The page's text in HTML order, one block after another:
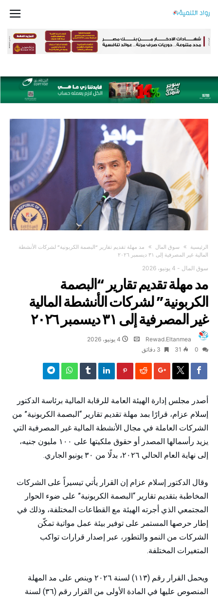
‫الرئيسية‬ سوق المال
مد مهلة تقديم تقارير “البصمة الكربونية” لشركات الأنشطة
المالية غير المصرفية إلى ٣١ ديسمبر ٢٠٢٦
سوق المال - 4 يونيو، 2026
مد مهلة تقديم تقارير “البصمة
الكربونية” لشركات الأنشطة المالية
غير المصرفية إلى ٣١ ديسمبر ٢٠٢٦
Rewad.Eltanmea
4 يونيو، 2026
31 3 ‫دقائق‬
أصدر مجلس إدارة الهيئة العامة للرقابة المالية برئاسة الدكتور
إسلام عزام، قرارًا بمد مهلة تقديم تقارير “البصمة الكربونية” من
الشركات العاملة في مجال الأنشطة المالية غير المصرفية التي
يزيد رأسمالها المصدر أو حقوق ملكيتها على ١٠٠ مليون جنيه،
إلى نهاية العام الحالي ٢٠٢٦، بدلًا من ٣٠ يونيو الجاري.
وقال الدكتور إسلام عزام إن القرار يأتي تيسيراً على الشركات
المخاطبة بتقديم تقارير “البصمة الكربونية” على ضوء الحوار
المجتمعي الذي أجرته الهيئة مع القطاعات المختلفة، وذلك في
إطار حرصها المستمر على توفير بيئة عمل مواتية تمكّن
الشركات من النمو والتطور، عبر إصدار قرارات تواكب
المتغيرات المختلفة.
ويحمل القرار رقم (١١٣) لسنة ٢٠٢٦ وينص على مد المهلة
المنصوص عليها في المادة الأولى من القرار رقم (٣٦) لسنة